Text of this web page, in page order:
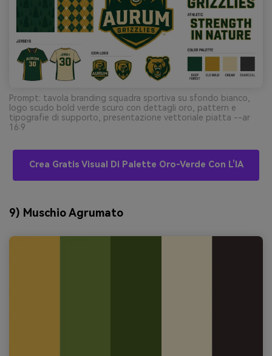
Prompt: tavola branding squadra sportiva su sfondo bianco,
logo scudo bold verde scuro con dettagli oro, pattern e
tipografie di supporto, presentazione vettoriale piatta --ar
16:9
Crea Gratis Visual Di Palette Oro-Verde Con L’IA
9) Muschio Agrumato